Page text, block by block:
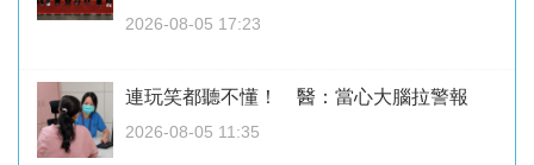
2026-08-05 17:23
連玩笑都聽不懂！ 醫：當心大腦拉警報
2026-08-05 11:35